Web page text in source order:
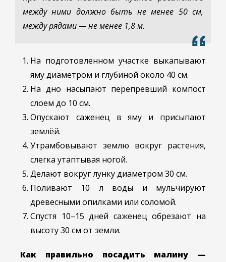
между ними должно быть не менее 50 см,
между рядами — не менее 1,8 м.
На подготовленном участке выкапывают
яму диаметром и глубиной около 40 см.
На дно насыпают перепревший компост
слоем до 10 см.
Опускают саженец в яму и присыпают
землёй.
Утрамбовывают землю вокруг растения,
слегка утаптывая ногой.
Делают вокруг лунку диаметром 30 см.
Поливают 10 л воды и мульчируют
древесными опилками или соломой.
Спустя 10–15 дней саженец обрезают на
высоту 30 см от земли.
Как правильно посадить малину —